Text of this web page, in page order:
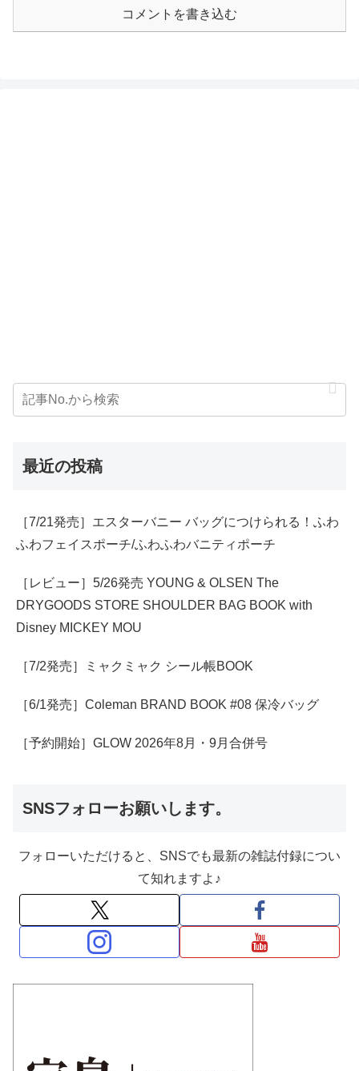
コメントを書き込む
最近の投稿
［7/21発売］エスターバニー バッグにつけられる！ふわ
ふわフェイスポーチ/ふわふわバニティポーチ
［レビュー］5/26発売 YOUNG & OLSEN The
DRYGOODS STORE SHOULDER BAG BOOK with
Disney MICKEY MOU
［7/2発売］ミャクミャク シール帳BOOK
［6/1発売］Coleman BRAND BOOK #08 保冷バッグ
［予約開始］GLOW 2026年8月・9月合併号
SNSフォローお願いします。
フォローいただけると、SNSでも最新の雑誌付録につい
て知れますよ♪